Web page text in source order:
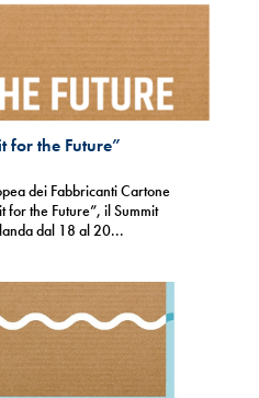
for the Future”
dei Fabbricanti Cartone
for the Future”, il Summit
dal 18 al 20...